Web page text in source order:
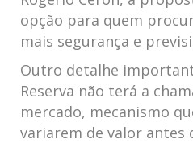
opção para quem
mais segurança e
Outro detalhe
Reserva não terá a
mercado, mecanismo
variarem de valor antes